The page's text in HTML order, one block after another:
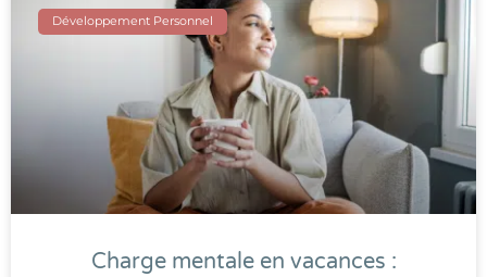
Développement Personnel
Charge mentale en vacances :